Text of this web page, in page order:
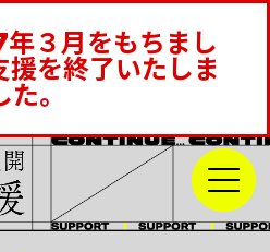
３月をもちまし
援を終了いたしま
た。